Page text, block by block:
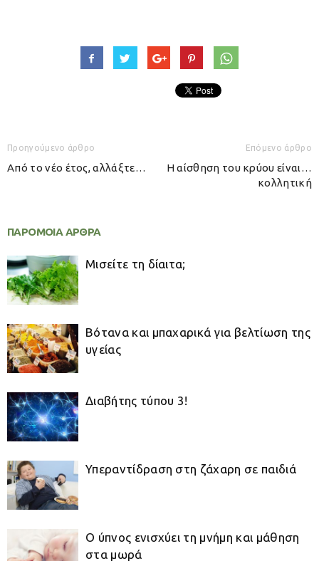
Προηγούμενο άρθρο
Από το νέο έτος, αλλάξτε…
Επόμενο άρθρο
Η αίσθηση του κρύου είναι…
κολλητική
ΠΑΡΟΜΟΙΑ ΑΡΘΡΑ
Μισείτε τη δίαιτα;
Βότανα και μπαχαρικά για βελτίωση της
υγείας
Διαβήτης τύπου 3!
Υπεραντίδραση στη ζάχαρη σε παιδιά
Ο ύπνος ενισχύει τη μνήμη και μάθηση
στα μωρά